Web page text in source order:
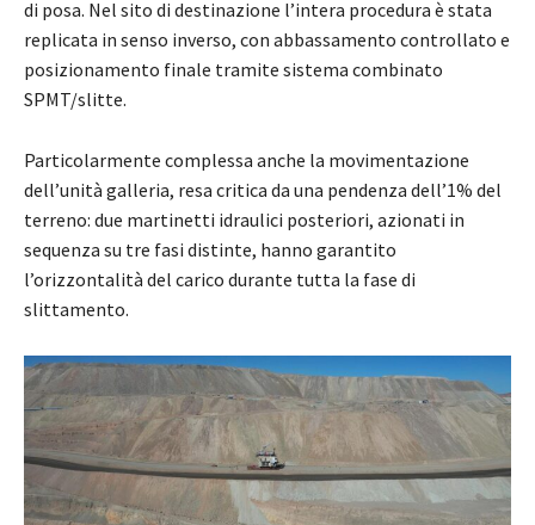
di posa. Nel sito di destinazione l’intera procedura è stata
replicata in senso inverso, con abbassamento controllato e
posizionamento finale tramite sistema combinato
SPMT/slitte.
Particolarmente complessa anche la movimentazione
dell’unità galleria, resa critica da una pendenza dell’1% del
terreno: due martinetti idraulici posteriori, azionati in
sequenza su tre fasi distinte, hanno garantito
l’orizzontalità del carico durante tutta la fase di
slittamento.